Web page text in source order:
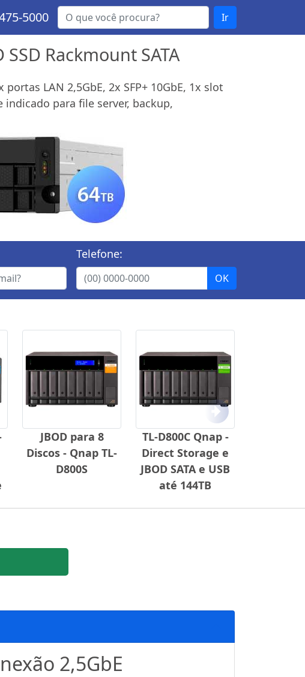
5000 Ir
Rackmount SATA
LAN 2,5GbE, 2x SFP+ 10GbE, 1x slot
para file server, backup,
Telefone:
JBOD para 8
Discos - Qnap TL-
D800S
TL-D800C Qnap -
Direct Storage e
JBOD SATA e USB
até 144TB
Próximo
2,5GbE